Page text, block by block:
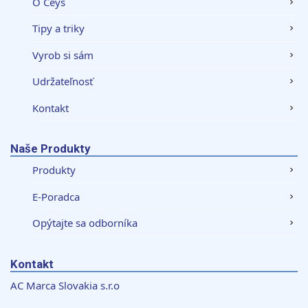
Tipy a triky
Vyrob si sám
Udržateľnosť
Kontakt
Naše Produkty
Produkty
E-Poradca
Opýtajte sa odborníka
Kontakt
AC Marca Slovakia s.r.o